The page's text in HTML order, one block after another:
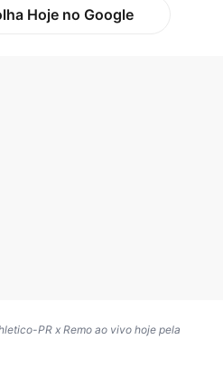
Hoje no Google
PR x Remo ao vivo hoje pela